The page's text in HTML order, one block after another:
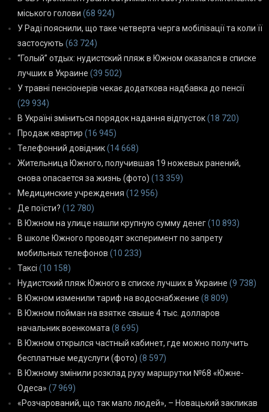
міського голови (68 924)
У Раді пояснили, що таке четверта черга мобілізації та коли її
застосують (63 724)
“Голый” отдых: нудистский пляж в Южном оказался в списке
лучших в Украине (39 502)
У травні пенсіонерів чекає додаткова надбавка до пенсії
(29 934)
В Україні зміниться порядок надання відпусток(18 720)
Продаж квартир (16 945)
Телефонний довідник(14 668)
Жительница Южного, получившая 19 ножевых ранений,
снова опасается за жизнь (фото) (13 359)
Медицинские учреждения (12 956)
Де поїсти? (12 780)
В Южном на улице нашли крупную сумму денег(10 893)
В школе Южного проводят эксперимент по запрету
мобильных телефонов (10 233)
Таксі (10 158)
Нудистский пляж Южного в списке лучших в Украине (9 738)
В Южном изменили тариф на водоснабжение (8 809)
В Южном пойман на взятке свыше 4 тыс. долларов
начальник военкомата (8 695)
В Южном открылся частный кабинет, где можно получить
бесплатные медуслуги (фото) (8 597)
В Южному змінили розклад руху маршрутки №68 «Южне-
Одеса» (7 969)
«Розчарований, що так мало людей», – Новацький закликав